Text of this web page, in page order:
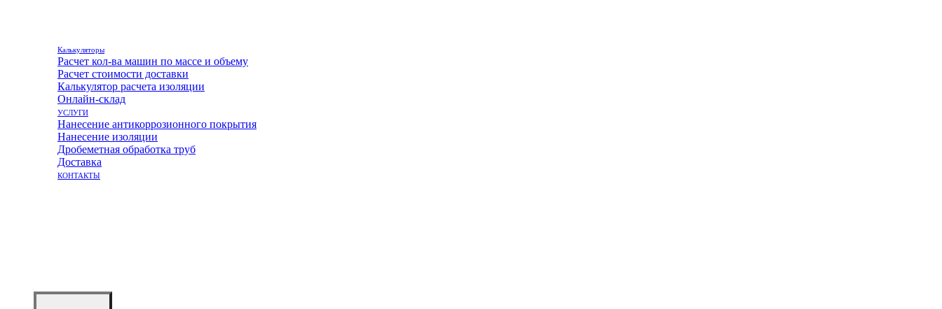
Калькуляторы
Расчет кол-ва машин по массе и объему
Расчет стоимости доставки
Калькулятор расчета изоляции
Онлайн-склад
УСЛУГИ
Нанесение антикоррозионного покрытия
Нанесение изоляции
Дробеметная обработка труб
Доставка
КОНТАКТЫ